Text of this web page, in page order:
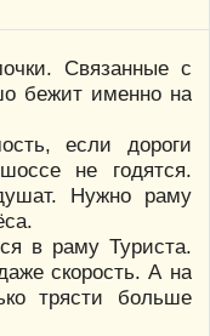
Связанные с
бежит именно на
если дороги
не годятся.
Нужно раму
в раму Туриста.
скорость. А на
трясти больше